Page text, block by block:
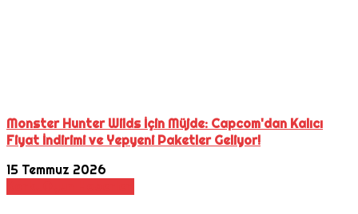
Monster Hunter Wilds İçin Müjde: Capcom'dan Kalıcı
Fiyat İndirimi ve Yepyeni Paketler Geliyor!
15 Temmuz 2026